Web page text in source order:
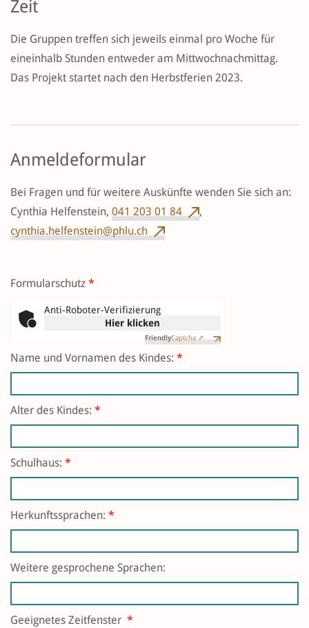
Zeit
Die Gruppen treffen sich jeweils einmal pro Woche für
eineinhalb Stunden entweder am Mittwochnachmittag.
Das Projekt startet nach den Herbstferien 2023.
Anmeldeformular
Bei Fragen und für weitere Auskünfte wenden Sie sich an:
Cynthia Helfenstein, 041 203 01 84
,
cynthia.helfenstein@phlu.ch
Formularschutz *
Anti-Roboter-Verifizierung
Hier klicken
FriendlyCaptcha ⇗
Name und Vornamen des Kindes: *
Alter des Kindes: *
Schulhaus: *
Herkunftssprachen: *
Weitere gesprochene Sprachen:
Geeignetes Zeitfenster *